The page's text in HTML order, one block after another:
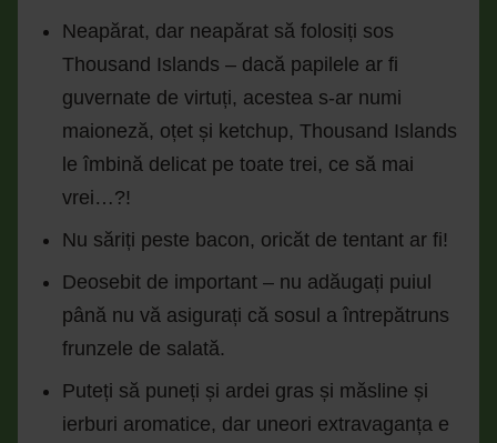
Neapărat, dar neapărat să folosiți sos
Thousand Islands – dacă papilele ar fi
guvernate de virtuți, acestea s-ar numi
maioneză, oțet și ketchup, Thousand Islands
le îmbină delicat pe toate trei, ce să mai
vrei…?!
Nu săriți peste bacon, oricăt de tentant ar fi!
Deosebit de important – nu adăugați puiul
până nu vă asigurați că sosul a întrepătruns
frunzele de salată.
Puteți să puneți și ardei gras și măsline și
ierburi aromatice, dar uneori extravaganța e